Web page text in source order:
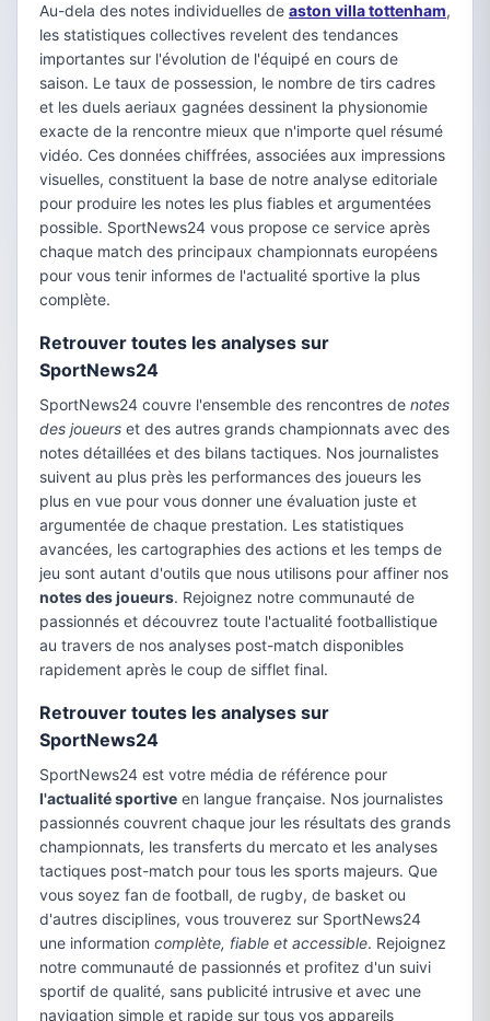
Au-dela des notes individuelles de aston villa tottenham,
les statistiques collectives revelent des tendances
importantes sur l'évolution de l'équipé en cours de
saison. Le taux de possession, le nombre de tirs cadres
et les duels aeriaux gagnées dessinent la physionomie
exacte de la rencontre mieux que n'importe quel résumé
vidéo. Ces données chiffrées, associées aux impressions
visuelles, constituent la base de notre analyse editoriale
pour produire les notes les plus fiables et argumentées
possible. SportNews24 vous propose ce service après
chaque match des principaux championnats européens
pour vous tenir informes de l'actualité sportive la plus
complète.
Retrouver toutes les analyses sur
SportNews24
SportNews24 couvre l'ensemble des rencontres de notes
des joueurs et des autres grands championnats avec des
notes détaillées et des bilans tactiques. Nos journalistes
suivent au plus près les performances des joueurs les
plus en vue pour vous donner une évaluation juste et
argumentée de chaque prestation. Les statistiques
avancées, les cartographies des actions et les temps de
jeu sont autant d'outils que nous utilisons pour affiner nos
notes des joueurs. Rejoignez notre communauté de
passionnés et découvrez toute l'actualité footballistique
au travers de nos analyses post-match disponibles
rapidement après le coup de sifflet final.
Retrouver toutes les analyses sur
SportNews24
SportNews24 est votre média de référence pour
l'actualité sportive en langue française. Nos journalistes
passionnés couvrent chaque jour les résultats des grands
championnats, les transferts du mercato et les analyses
tactiques post-match pour tous les sports majeurs. Que
vous soyez fan de football, de rugby, de basket ou
d'autres disciplines, vous trouverez sur SportNews24
une information complète, fiable et accessible. Rejoignez
notre communauté de passionnés et profitez d'un suivi
sportif de qualité, sans publicité intrusive et avec une
navigation simple et rapide sur tous vos appareils